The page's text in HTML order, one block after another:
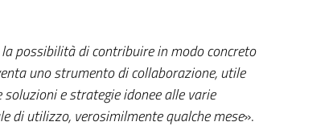
possibilità di contribuire in modo concreto
uno strumento di collaborazione, utile
e strategie idonee alle varie
di utilizzo, verosimilmente qualche mese».